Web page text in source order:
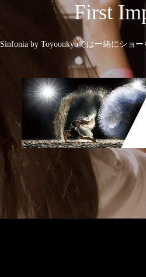
First
Sinfonia by Toyoonkyoでは一緒にショ